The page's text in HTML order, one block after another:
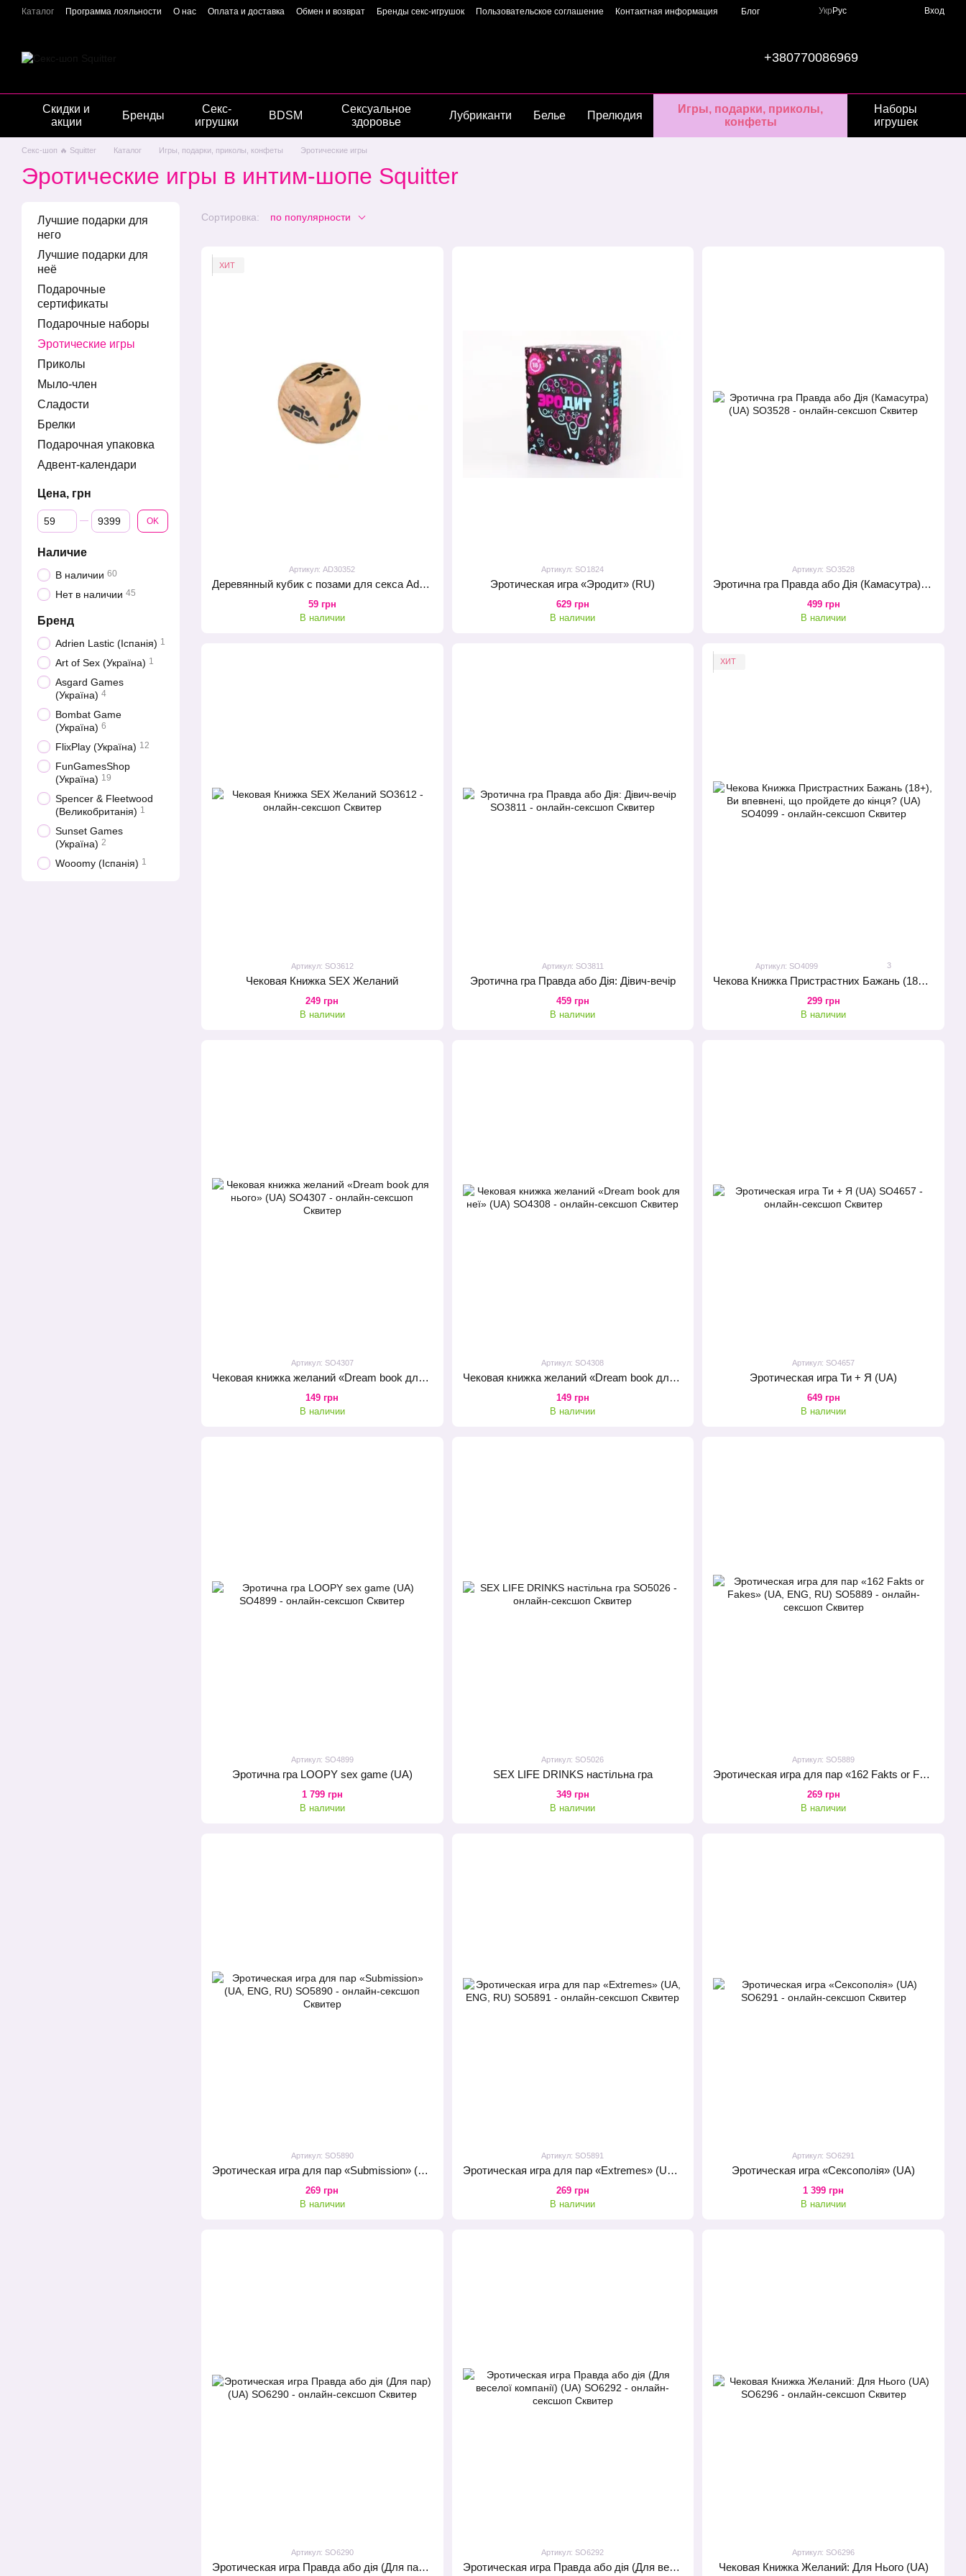
Перейти к основному контенту
Каталог Программа лояльности О нас Оплата и доставка Обмен и возврат Бренды секс-игрушок Пользовательское соглашение Контактная информация
Блог
Укр Рус Вход
+380770086969
Скидки и
акции
Бренды
Секс-
игрушки
BDSM
Сексуальное
здоровье
Лубриканти Белье Прелюдия
Игры, подарки, приколы,
конфеты
Наборы
игрушек
Секс-шоп 🔥 Squitter Каталог Игры, подарки, приколы, конфеты Эротические игры
Эротические игры в интим-шопе Squitter
Сортировка: по популярности
ХИТ
Артикул: AD30352
Деревянный кубик с позами для секса Adrien Lastic Dice Sexy (1 шт)
59 грн
В наличии
Артикул: SO1824
Эротическая игра «Эродит» (RU)
629 грн
В наличии
Артикул: SO3528
Эротична гра Правда або Дія (Камасутра) (UA)
499 грн
В наличии
Артикул: SO3612
Чековая Книжка SEX Желаний
249 грн
В наличии
Артикул: SO3811
Эротична гра Правда або Дія: Дівич-вечір
459 грн
В наличии
ХИТ
Артикул: SO4099 3
Чекова Книжка Пристрастних Бажань (18+), Ви впевнені, що пройдете до кінця? (UA)
299 грн
В наличии
Артикул: SO4307
Чековая книжка желаний «Dream book для нього» (UA)
149 грн
В наличии
Артикул: SO4308
Чековая книжка желаний «Dream book для неї» (UA)
149 грн
В наличии
Артикул: SO4657
Эротическая игра Ти + Я (UA)
649 грн
В наличии
Артикул: SO4899
Эротична гра LOOPY sex game (UA)
1 799 грн
В наличии
Артикул: SO5026
SEX LIFE DRINKS настільна гра
349 грн
В наличии
Артикул: SO5889
Эротическая игра для пар «162 Fakts or Fakes» (UA, ENG, RU)
269 грн
В наличии
Артикул: SO5890
Эротическая игра для пар «Submission» (UA, ENG, RU)
269 грн
В наличии
Артикул: SO5891
Эротическая игра для пар «Extremes» (UA, ENG, RU)
269 грн
В наличии
Артикул: SO6291
Эротическая игра «Сексополія» (UA)
1 399 грн
В наличии
Артикул: SO6290
Эротическая игра Правда або дія (Для пар) (UA)
Артикул: SO6292
Эротическая игра Правда або дія (Для веселої компанії) (UA)
Артикул: SO6296
Чековая Книжка Желаний: Для Нього (UA)
Лучшие подарки для
него
Лучшие подарки для
неё
Подарочные
сертификаты
Подарочные наборы
Эротические игры
Приколы
Мыло-член
Сладости
Брелки
Подарочная упаковка
Адвент-календари
Цена, грн
От Цена, грн
До Цена, грн OK
Наличие
В наличии 60
Нет в наличии 45
Бренд
Adrien Lastic (Іспанія) 1
Art of Sex (Україна) 1
Asgard Games
(Україна) 4
Bombat Game
(Україна) 6
FlixPlay (Україна) 12
FunGamesShop
(Україна) 19
Spencer & Fleetwood
(Великобританія) 1
Sunset Games
(Україна) 2
Wooomy (Іспанія) 1